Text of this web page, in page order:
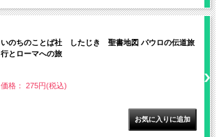
いのちのことば社 したじき 聖書地図 パウロの伝道旅
行とローマへの旅
価格： 275円(税込)